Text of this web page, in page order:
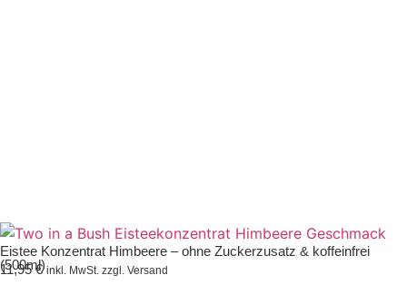
Eistee Konzentrat Himbeere – ohne Zuckerzusatz & koffeinfrei
(500ml)
11,95€ inkl. MwSt. zzgl. Versand